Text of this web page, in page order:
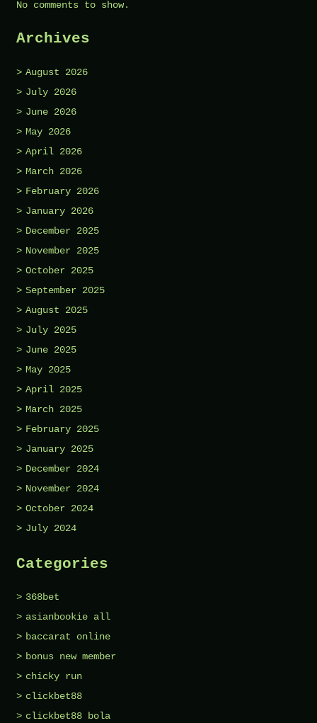
No comments to show.
Archives
August 2026
July 2026
June 2026
May 2026
April 2026
March 2026
February 2026
January 2026
December 2025
November 2025
October 2025
September 2025
August 2025
July 2025
June 2025
May 2025
April 2025
March 2025
February 2025
January 2025
December 2024
November 2024
October 2024
July 2024
Categories
368bet
asianbookie all
baccarat online
bonus new member
chicky run
clickbet88
clickbet88 bola